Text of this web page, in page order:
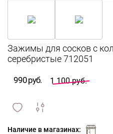
990 руб. 1 100 руб.
и
Наличие в магазинах: